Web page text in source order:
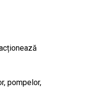
pompelor,